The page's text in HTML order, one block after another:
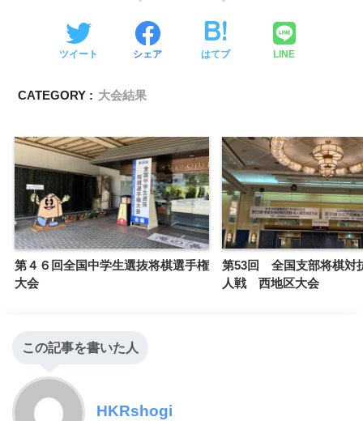
ツイート シェア はてブ LINE
CATEGORY : 大会結果
第４６回全国中学生選抜将棋選手権
大会
第53回 全国支部将棋対
人戦 西地区大会
この記事を書いた人
HKRshogi